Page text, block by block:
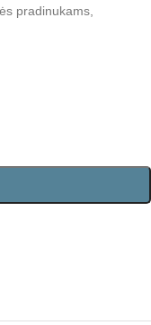
pradinukams